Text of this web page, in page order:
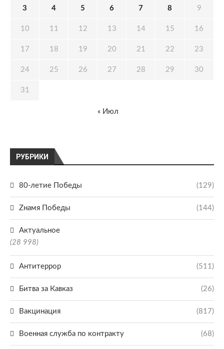
РУБРИКИ
80-летие Победы (129)
Zнамя Победы (144)
Актуальное
(28 998)
Антитеррор (511)
Битва за Кавказ (26)
Вакцинация (817)
Военная служба по контракту (68)
3 4 5 6 7 8 9
10 11 12 13 14 15 16
17 18 19 20 21 22 23
24 25 26 27 28 29 30
31
« Июл